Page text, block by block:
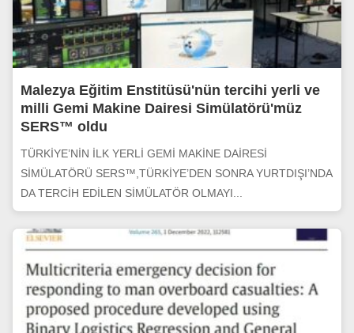
Malezya Eğitim Enstitüsü'nün tercihi yerli ve
milli Gemi Makine Dairesi Simülatörü'müz
SERS™ oldu
TÜRKİYE’NİN İLK YERLİ GEMİ MAKİNE DAİRESİ
SİMÜLATÖRÜ SERS™,TÜRKİYE’DEN SONRA YURTDIŞI’NDA
DA TERCİH EDİLEN SİMÜLATÖR OLMAYI...